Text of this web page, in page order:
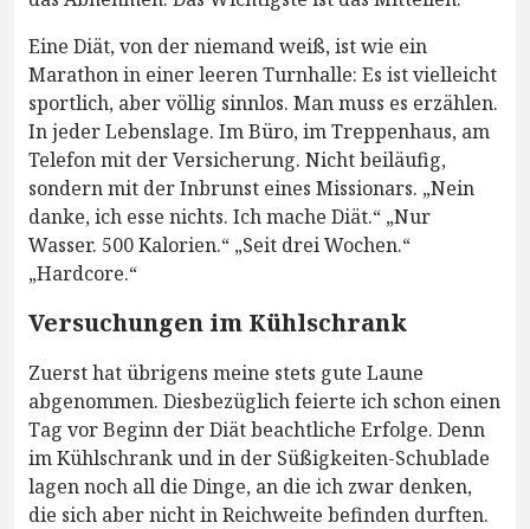
Eine Diät, von der niemand weiß, ist wie ein
Marathon in einer leeren Turnhalle: Es ist vielleicht
sportlich, aber völlig sinnlos. Man muss es erzählen.
In jeder Lebenslage. Im Büro, im Treppenhaus, am
Telefon mit der Versicherung. Nicht beiläufig,
sondern mit der Inbrunst eines Missionars. „Nein
danke, ich esse nichts. Ich mache Diät.“ „Nur
Wasser. 500 Kalorien.“ „Seit drei Wochen.“
„Hardcore.“
Versuchungen im Kühlschrank
Zuerst hat übrigens meine stets gute Laune
abgenommen. Diesbezüglich feierte ich schon einen
Tag vor Beginn der Diät beachtliche Erfolge. Denn
im Kühlschrank und in der Süßigkeiten-Schublade
lagen noch all die Dinge, an die ich zwar denken,
die sich aber nicht in Reichweite befinden durften.